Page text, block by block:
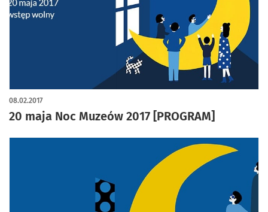
20 maja Noc Muzeów 2017 [PROGRAM]
08.02.2017